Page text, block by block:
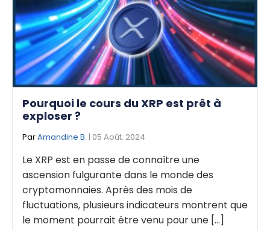
Pourquoi le cours du XRP est prêt à
exploser ?
ParAmandine B. | 05 Août. 2024
Le XRP est en passe de connaître une
ascension fulgurante dans le monde des
cryptomonnaies. Après des mois de
fluctuations, plusieurs indicateurs montrent que
le moment pourrait être venu pour une [...]